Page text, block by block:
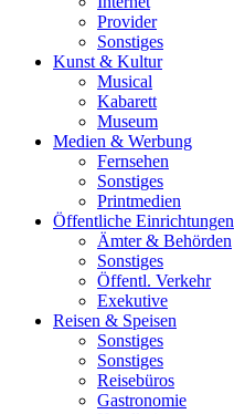
Provider
Sonstiges
Kunst & Kultur
Musical
Kabarett
Museum
Medien & Werbung
Fernsehen
Sonstiges
Printmedien
Öffentliche Einrichtungen
Ämter & Behörden
Sonstiges
Öffentl. Verkehr
Exekutive
Reisen & Speisen
Sonstiges
Sonstiges
Reisebüros
Gastronomie